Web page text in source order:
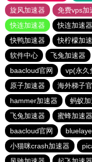
旋风加速器
免费vps加
快连加速器
快连加速
快鸭加速器
快柠檬加
软件中心
飞兔加速器
baacloud官网
vp(永久
原子加速器
海外梯子
hammer加速器
蚂蚁
飞兔加速器
蜜蜂加速器
baacloud官网
小猫咪crash加速器